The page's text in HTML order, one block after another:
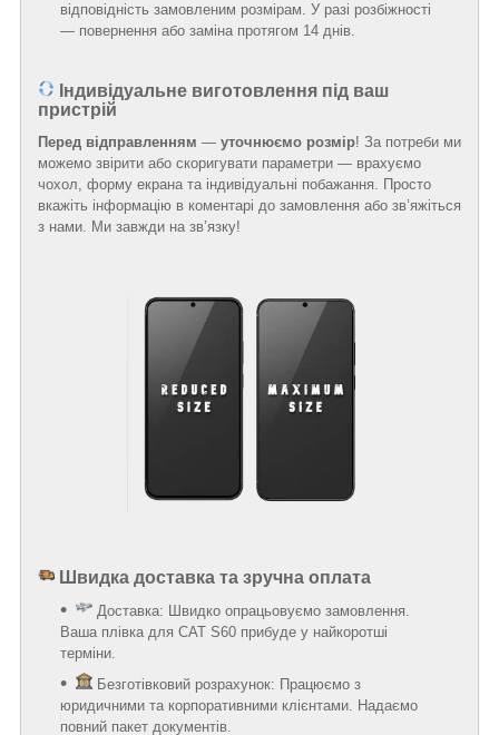
відповідність замовленим розмірам. У разі розбіжності
— повернення або заміна протягом 14 днів.
Індивідуальне виготовлення під ваш
пристрій
Перед відправленням — уточнюємо розмір! За потреби ми
можемо звірити або скоригувати параметри — врахуємо
чохол, форму екрана та індивідуальні побажання. Просто
вкажіть інформацію в коментарі до замовлення або зв’яжіться
з нами. Ми завжди на зв’язку!
Швидка доставка та зручна оплата
Доставка: Швидко опрацьовуємо замовлення.
Ваша плівка для CAT S60 прибуде у найкоротші
терміни.
Безготівковий розрахунок: Працюємо з
юридичними та корпоративними клієнтами. Надаємо
повний пакет документів.